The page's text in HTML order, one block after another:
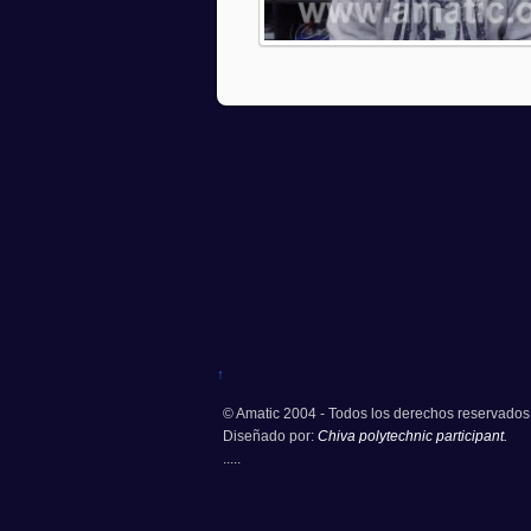
↑
© Amatic 2004 - Todos los derechos
Diseñado por: Chiva polytechnic participant.